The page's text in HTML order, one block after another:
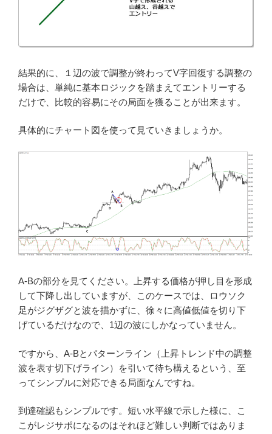
結果的に、１辺の波で調整が終わってV字回復する調整の
場合は、単純に基本ロジックを踏まえてエントリーする
だけで、比較的容易にその局面を獲ることが出来ます。
具体的にチャート図を使って見ていきましょうか。
A-Bの部分を見てください。上昇する価格が押し目を形成
して下降し出していますが、このケースでは、ロウソク
足がジグザグと波を描かずに、徐々に高値低値を切り下
げているだけなので、1辺の波にしかなっていません。
ですから、A-Bとパターンライン（上昇トレンド中の調整
波を表す切下げライン）を引いて待ち構えるという、至
ってシンプルに対応できる局面なんですね。
到達確認もシンプルです。短い水平線で示した様に、こ
こがレジサポになるのはそれほど難しい判断ではありま